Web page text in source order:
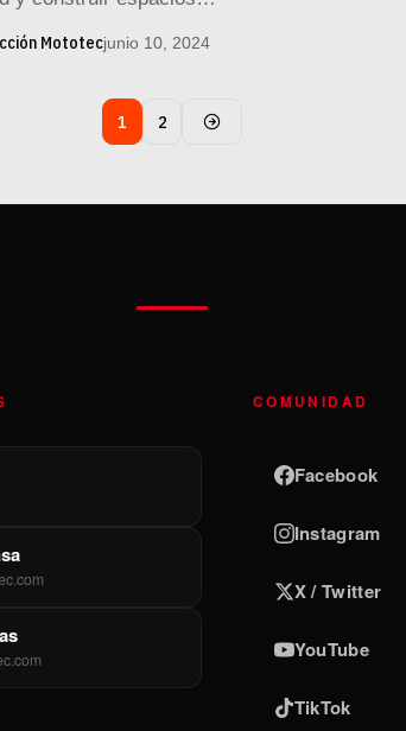
Mototecjunio 10, 2024
1 2
COMUNIDAD
Facebook
Instagram
X / Twitter
YouTube
TikTok